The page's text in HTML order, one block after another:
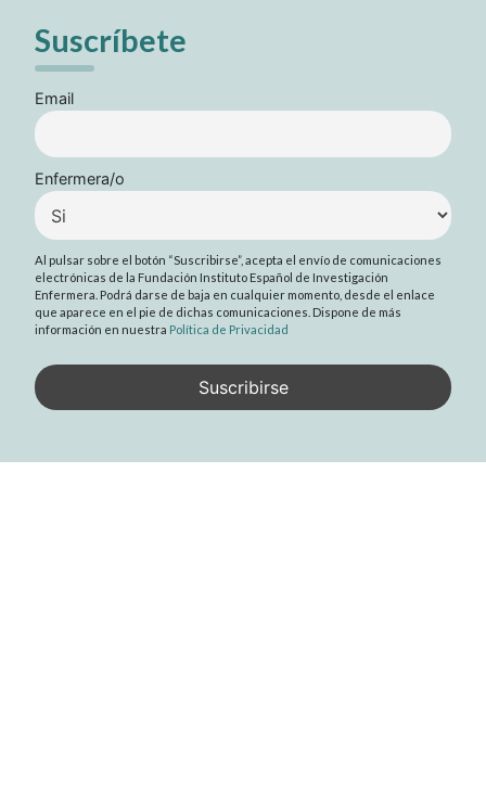
Suscríbete
Email
Enfermera/o
Al pulsar sobre el botón “Suscribirse”, acepta el envío de comunicaciones
electrónicas de la Fundación Instituto Español de Investigación
Enfermera. Podrá darse de baja en cualquier momento, desde el enlace
que aparece en el pie de dichas comunicaciones. Dispone de más
información en nuestra Política de Privacidad